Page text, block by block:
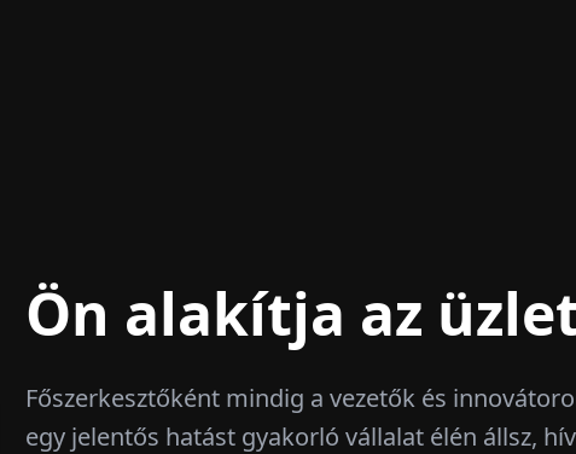
Ön alakítja az
Főszerkesztőként mindig a vezetők és
egy jelentős hatást gyakorló vállalat élén állsz,